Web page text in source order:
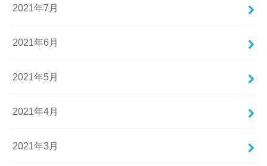
2021年7月
2021年6月
2021年5月
2021年4月
2021年3月